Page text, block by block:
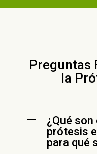
Preguntas
la
K
¿Qué
prótesis
para qué